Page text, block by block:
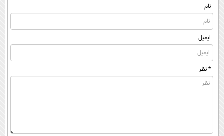
نام
ایمیل
* نظر